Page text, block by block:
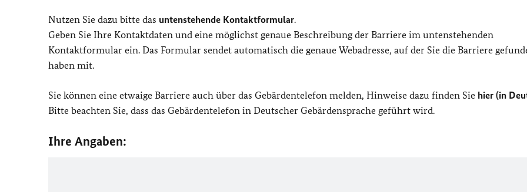
Nutzen Sie dazu bitte das untenstehende Kontaktformular.
Geben Sie Ihre Kontaktdaten und eine möglichst genaue Beschreibung der Barriere im untenstehenden
Kontaktformular ein. Das Formular sendet automatisch die genaue Webadresse, auf der Sie die Barriere
haben mit.
Sie können eine etwaige Barriere auch über das Gebärdentelefon melden, Hinweise dazu finden Sie hier (in
Bitte beachten Sie, dass das Gebärdentelefon in Deutscher Gebärdensprache geführt wird.
Ihre Angaben: